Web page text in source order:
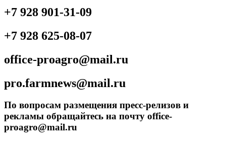
+7 928 901-31-09
+7 928 625-08-07
office-proagro@mail.ru
pro.farmnews@mail.ru
По вопросам размещения пресс-релизов и
рекламы обращайтесь на почту office-
proagro@mail.ru